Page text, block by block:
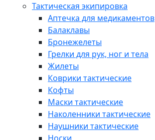
Тактическая экипировка
Аптечка для медикаментов
Балаклавы
Бронежелеты
Грелки для рук, ног и тела
Жилеты
Коврики тактические
Кофты
Маски тактические
Наколенники тактические
Наушники тактические